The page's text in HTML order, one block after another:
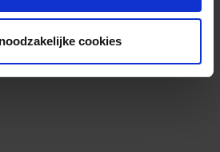
cookies